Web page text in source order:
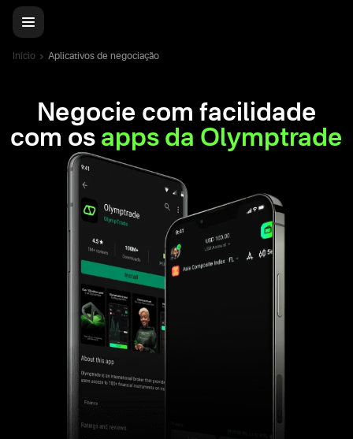
Início Aplicativos de negociação
Negocie com facilidade
com os apps da Olymptrade